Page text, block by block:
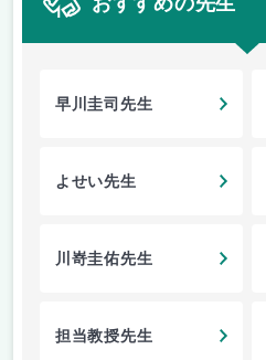
早川圭司先生
よせい先生
川嵜圭佑先生
担当教授先生